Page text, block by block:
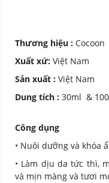
Thương hiệu : Cocoon
Xuất xứ: Việt Nam
Sản xuất : Việt Nam
Dung tích : 30ml &
Công dụng
• Nuôi dưỡng và khóa
• Làm dịu da tức thì,
và mịn màng và tươi